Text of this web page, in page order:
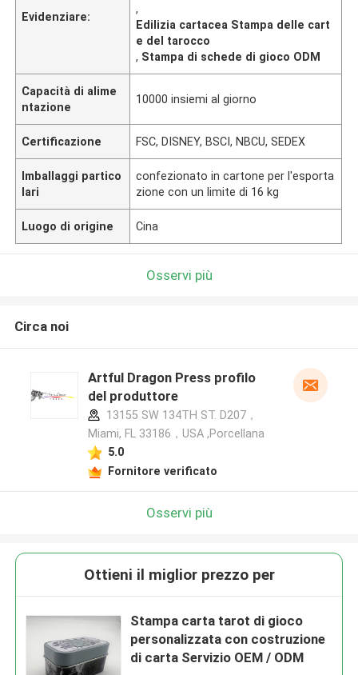
Evidenziare:
,
Edilizia cartacea Stampa delle cart
e del tarocco
, Stampa di schede di gioco ODM
Capacità di alime
ntazione
10000 insiemi al giorno
Certificazione FSC, DISNEY, BSCI, NBCU, SEDEX
Imballaggi partico
lari
confezionato in cartone per l'esporta
zione con un limite di 16 kg
Luogo di origine Cina
Osservi più
Circa noi
Artful Dragon Press profilo
del produttore
13155 SW 134TH ST. D207，
Miami, FL 33186，USA ,Porcellana
5.0
Fornitore verificato
Osservi più
Ottieni il miglior prezzo per
Stampa carta tarot di gioco
personalizzata con costruzione
di carta Servizio OEM / ODM